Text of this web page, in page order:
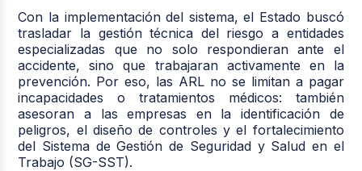
Con la implementación del sistema, el Estado buscó
trasladar la gestión técnica del riesgo a entidades
especializadas que no solo respondieran ante el
accidente, sino que trabajaran activamente en la
prevención. Por eso, las ARL no se limitan a pagar
incapacidades o tratamientos médicos: también
asesoran a las empresas en la identificación de
peligros, el diseño de controles y el fortalecimiento
del Sistema de Gestión de Seguridad y Salud en el
Trabajo (SG-SST).